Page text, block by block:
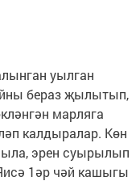
уылган
бераз җылытып,
марляга
калдыралар. Көн
эрен суырылып
1әр чәй кашыгы